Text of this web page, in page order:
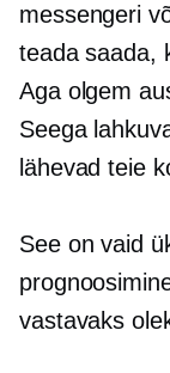
messengeri
teada saada,
Aga olgem
Seega
lähevad teie
See on vaid
vastavaks